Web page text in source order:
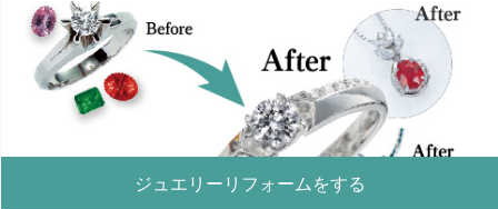
ジュエリーリフォームをする